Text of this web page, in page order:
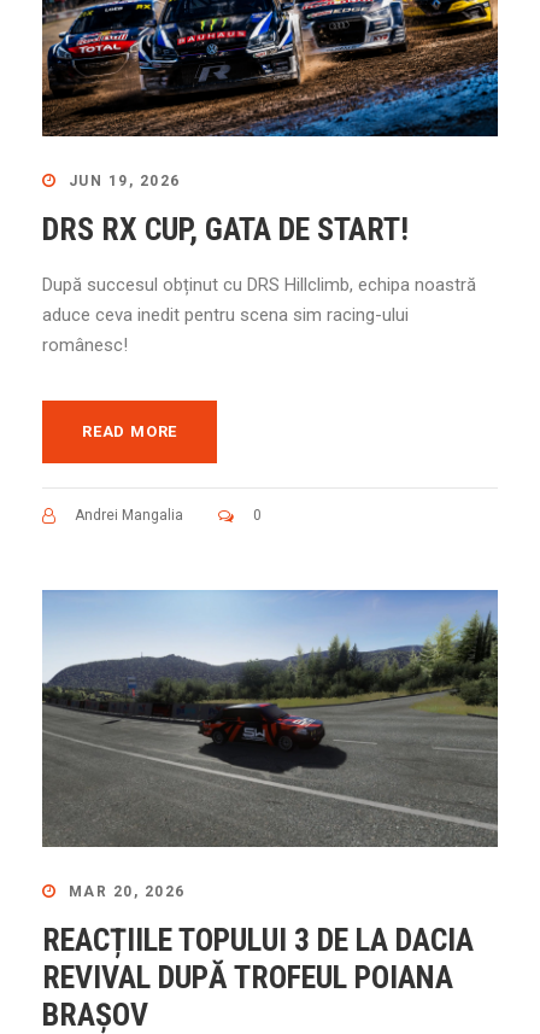
JUN 19, 2026
DRS RX CUP, GATA DE START!
După succesul obținut cu DRS Hillclimb, echipa noastră
aduce ceva inedit pentru scena sim racing-ului
românesc!
READ MORE
Andrei Mangalia 0
MAR 20, 2026
REACȚIILE TOPULUI 3 DE LA DACIA
REVIVAL DUPĂ TROFEUL POIANA
BRAȘOV